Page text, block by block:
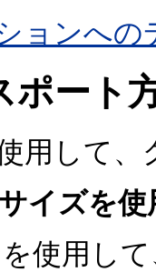
ョンへ
ポート
用して
イズを使
使用し